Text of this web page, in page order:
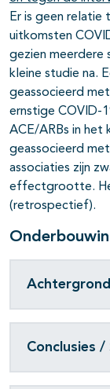
Er is geen relatie
uitkomsten
gezien meerdere
kleine studie na.
geassocieerd
ernstige COVID-
ACE/ARBs in het
geassocieerd
associaties zijn
effectgrootte.
(retrospectief).
Achtergrond
Conclusies